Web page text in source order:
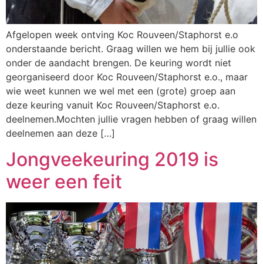
Afgelopen week ontving Koc Rouveen/Staphorst e.o
onderstaande bericht. Graag willen we hem bij jullie ook
onder de aandacht brengen. De keuring wordt niet
georganiseerd door Koc Rouveen/Staphorst e.o., maar
wie weet kunnen we wel met een (grote) groep aan
deze keuring vanuit Koc Rouveen/Staphorst e.o.
deelnemen.Mochten jullie vragen hebben of graag willen
deelnemen aan deze […]
Jongveekeuring 2019 is
weer een feit